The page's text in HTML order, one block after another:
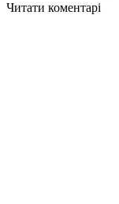
Читати коментарі